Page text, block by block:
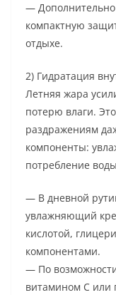
— Дополнительно
компактную
отдыхе.
2) Гидратация
Летняя жара
потерю влаги.
раздражениям
компоненты:
потребление
— В дневной
увлажняющий
кислотой,
компонентами.
— По
витамином C или